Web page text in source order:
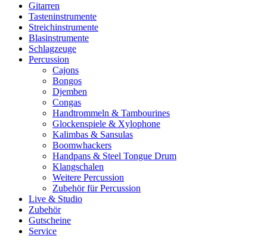
Gitarren
Tasteninstrumente
Streichinstrumente
Blasinstrumente
Schlagzeuge
Percussion
Cajons
Bongos
Djemben
Congas
Handtrommeln & Tambourines
Glockenspiele & Xylophone
Kalimbas & Sansulas
Boomwhackers
Handpans & Steel Tongue Drum
Klangschalen
Weitere Percussion
Zubehör für Percussion
Live & Studio
Zubehör
Gutscheine
Service